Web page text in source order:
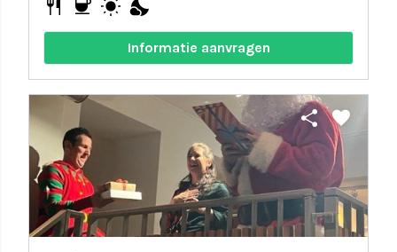
restaurant coffee wb_sunny nights_stay
Informatie aanvragen
share favorite